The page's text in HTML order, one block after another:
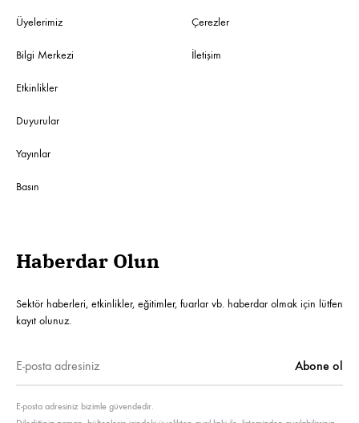
Üyelerimiz
Bilgi Merkezi
Etkinlikler
Duyurular
Yayınlar
Basın
Çerezler
İletişim
Haberdar Olun
Sektör haberleri, etkinlikler, eğitimler, fuarlar vb. haberdar olmak için lütfen
kayıt olunuz.
E-posta adresiniz bizimle güvendedir.